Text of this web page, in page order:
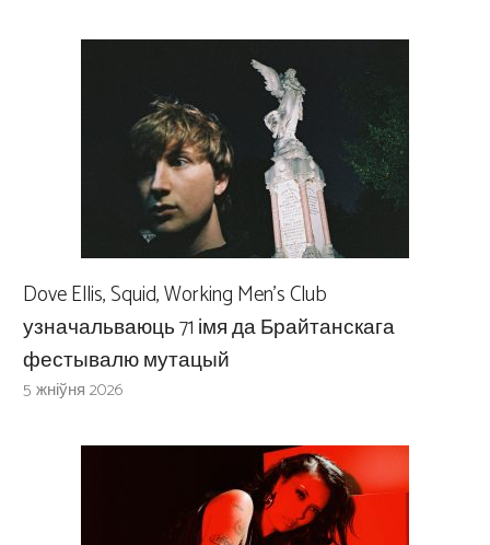
Dove Ellis, Squid, Working Men’s Club
узначальваюць 71 імя да Брайтанскага
фестывалю мутацый
5 жніўня 2026